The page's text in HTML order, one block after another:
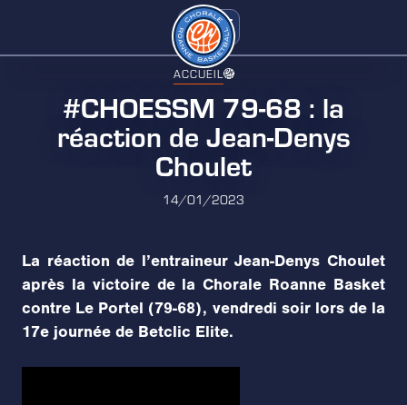
ACCUEIL
#CHOESSM 79-68 : la
réaction de Jean-Denys
Choulet
14/01/2023
La réaction de l’entraineur Jean-Denys Choulet
après la victoire de la Chorale Roanne Basket
contre Le Portel (79-68), vendredi soir lors de la
17e journée de Betclic Elite.